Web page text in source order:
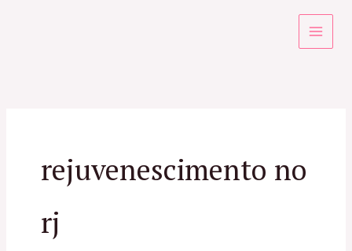
rejuvenescimento no
rj